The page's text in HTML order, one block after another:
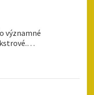
významné